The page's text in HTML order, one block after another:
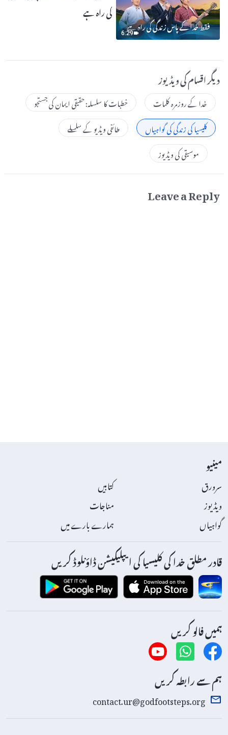
6:29
کی راہ ہے
دیگر اقسام کی ویڈیوز
خدا کے روزمرہ کلمات
خطبات کا سلسلہ: حقیقی ایمان کی جستجو
کلیسیا کی زندگی کی گواہیاں
طائفی ویڈیو کے سلسلے
موسیقی کی ویڈیوز
Leave a Reply
مینیو
سرورق
کتابیں
ویڈیوز
مناجات
گواہیاں
ہمارے بارے میں
قادر مطلق خدا کی کلیسیا کی ایپلیکیشن ڈاؤنلوڈ کریں
ہمیں فالو کریں
ہم سے رابطہ کریں
contact.ur@godfootsteps.org